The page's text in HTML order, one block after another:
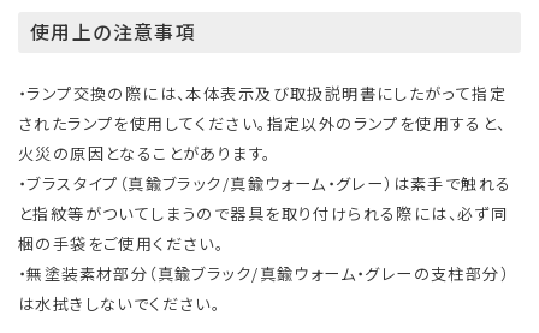
使用上の注意事項
・ランプ交換の際には、本体表示及び取扱説明書にしたがって指定
されたランプを使用してください。指定以外のランプを使用すると、
火災の原因となることがあります。
・ブラスタイプ（真鍮ブラック/真鍮ウォーム・グレー）は素手で触れる
と指紋等がついてしまうので器具を取り付けられる際には、必ず同
梱の手袋をご使用ください。
・無塗装素材部分（真鍮ブラック/真鍮ウォーム・グレーの支柱部分）
は水拭きしないでください。